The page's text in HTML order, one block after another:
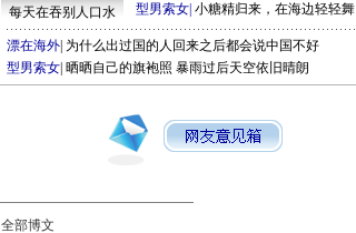
每天在吞别人口水
型男索女 小糖精归来，在海边轻轻舞
漂在海外 为什么出过国的人回来之后都会说中国不好
型男索女 晒晒自己的旗袍照 暴雨过后天空依旧晴朗
全部博文